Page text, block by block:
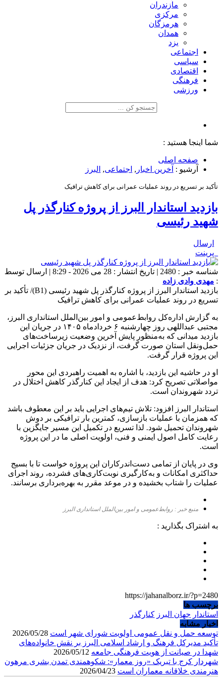
مازندران
مرکزی
هرمزگان
همدان
یزد
اجتماعی
سیاسی
اقتصادی
فرهنگی
ورزشی
شما اینجا هستید :
صفحه اصلی
آرشیو : آخرین اخبار , اجتماعی, البرز
تأکید بر تسریع در روند عملیات عمرانی برای کاهش ترافیک
بازدید استاندار البرز از پروژه کنارگذر پل
شهید رئیسی
ارسال
پرینت
شناسه خبر : 2480 | تاریخ انتشار : 28 می 2026 - 8:29 | ارسال توسط
: مهدی وادی زاده
بازدید استاندار البرز از پروژه کنارگذر پل شهید رئیسی (B1)/ تأکید بر
تسریع در روند عملیات عمرانی برای کاهش ترافیک
به گزارش اداره‌کل روابط‌عمومی و امور بین‌الملل استانداری البرز،
مجتبی عبداللهی روز چهارشنبه ۶ خردادماه ۱۴۰۵ در جریان این
بازدید میدانی که به‌منظور پایش آخرین وضعیت زیرساخت‌های
حمل‌ونقل استان صورت گرفت، از نزدیک در جریان جزئیات اجرایی
این پروژه قرار گرفت.
او در حاشیه این بازدید، با اشاره به اهمیت راهبردی این محور
مواصلاتی تصریح کرد: هدف از ایجاد این کنارگذر کاهش اختلال در
تردد شهروندان است.
استاندار البرز افزود: تلاش تیم‌های اجرایی باید بر این معطوف باشد
که همزمان با عملیات بازسازی، کمترین بار ترافیکی بر دوش
شهروندان تحمیل شود. لذا تسریع در تکمیل این مسیر جایگزین با
رعایت کامل اصول ایمنی و فنی، اولویت اصلی ما در این پروژه
است.
وی در پایان از تمامی دست‌اندرکاران این پروژه خواست تا با بسیج
حداکثری امکانات و به‌کارگیری نوبت‌کاری‌های فشرده، روند اجرای
عملیات را شتاب بخشیده و در موعد مقرر به بهره‌برداری برسانند.
منبع خبر : روابط‌عمومی و امور بین‌الملل استانداری البرز
به اشتراک بگذارید :
https://jahanalborz.ir/?p=2480
برچسب ها
استاندار جهان البرز کنارگذر
اخبار مشابه
توسعه حمل و نقل عمومی اولویت شورای شهر است
تأکید مدیرکل فرهنگ و ارشاد اسلامی البرز بر نقش خانواده‌های
شهدا در صیانت از هویت فرهنگی جامعه
شهردار کرج با تبریک «روز معمار»: شکوهمندی تمدن بشری مرهون
هنرمندی خلاقانه معماران است